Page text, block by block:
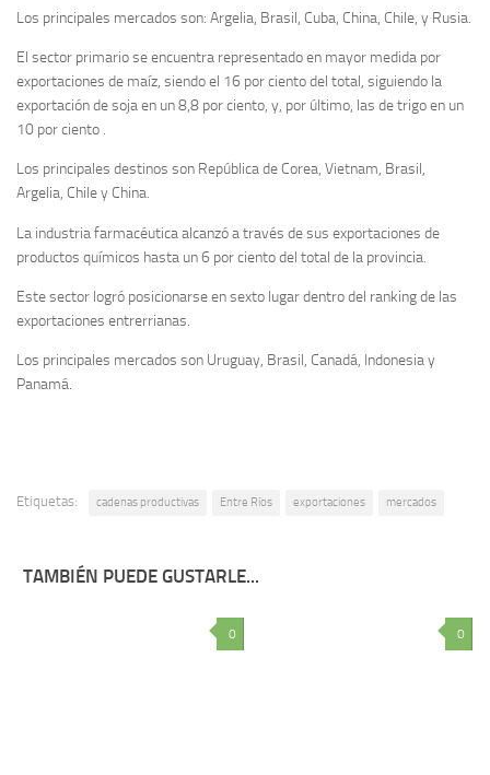
Los principales mercados son: Argelia, Brasil, Cuba, China, Chile, y Rusia.
El sector primario se encuentra representado en mayor medida por
exportaciones de maíz, siendo el 16 por ciento del total, siguiendo la
exportación de soja en un 8,8 por ciento, y, por último, las de trigo en un
10 por ciento .
Los principales destinos son República de Corea, Vietnam, Brasil,
Argelia, Chile y China.
La industria farmacéutica alcanzó a través de sus exportaciones de
productos químicos hasta un 6 por ciento del total de la provincia.
Este sector logró posicionarse en sexto lugar dentro del ranking de las
exportaciones entrerrianas.
Los principales mercados son Uruguay, Brasil, Canadá, Indonesia y
Panamá.
Etiquetas: cadenas productivas Entre Ríos exportaciones mercados
TAMBIÉN PUEDE GUSTARLE...
0 0